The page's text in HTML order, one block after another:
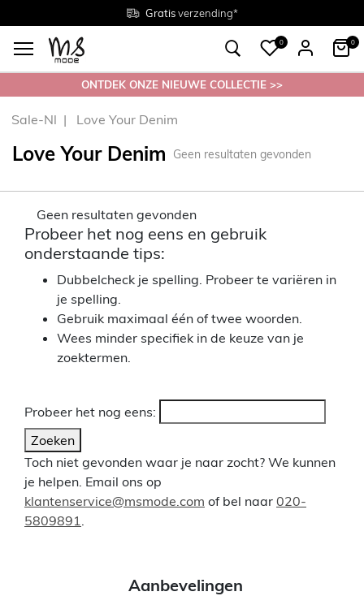
Gratisverzending*
Maten38 - 54
Gratisretourneren in de winkel
0 0
ONTDEK ONZE NIEUWE COLLECTIE >>
Sale-Nl Love Your Denim
Love Your Denim Geen resultaten gevonden
Geen resultaten gevonden
Probeer het nog eens en gebruik
onderstaande tips:
Dubbelcheck je spelling. Probeer te variëren in
je spelling.
Gebruik maximaal één of twee woorden.
Wees minder specifiek in de keuze van je
zoektermen.
Probeer het nog eens:
Zoeken
Toch niet gevonden waar je naar zocht? We kunnen
je helpen. Email ons op
klantenservice@msmode.com of bel naar 020-
5809891.
Aanbevelingen